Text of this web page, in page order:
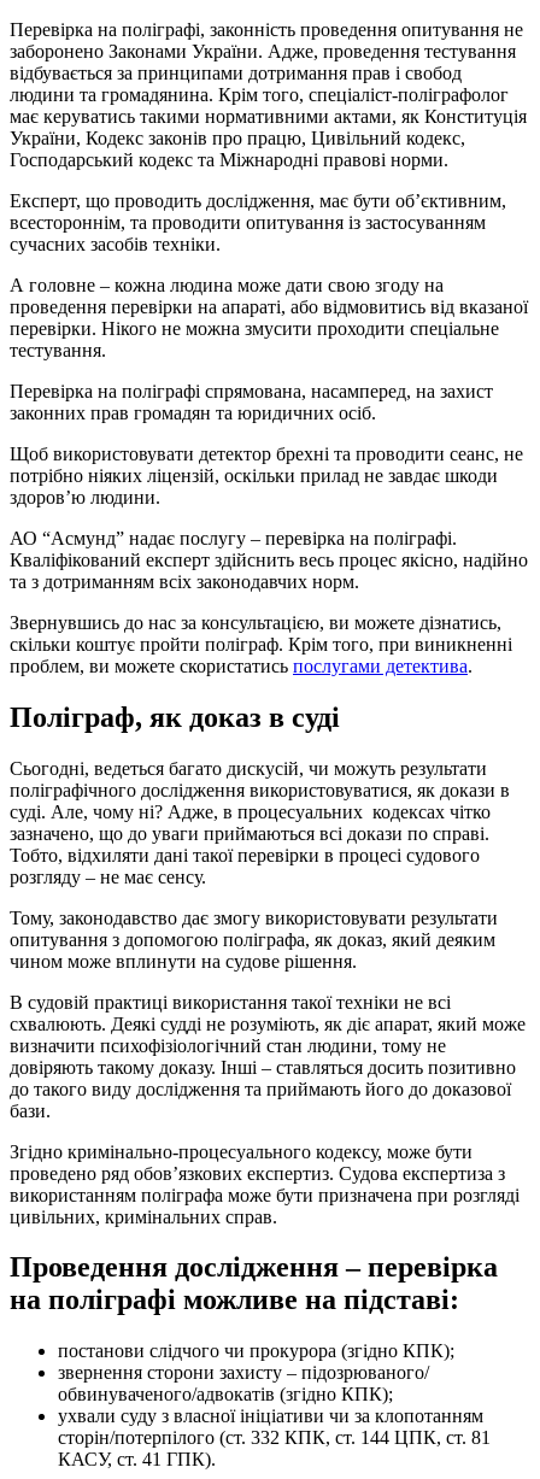
Перевірка на поліграфі, законність проведення опитування не
заборонено Законами України. Адже, проведення тестування
відбувається за принципами дотримання прав і свобод
людини та громадянина. Крім того, спеціаліст-поліграфолог
має керуватись такими нормативними актами, як Конституція
України, Кодекс законів про працю, Цивільний кодекс,
Господарський кодекс та Міжнародні правові норми.
Експерт, що проводить дослідження, має бути об’єктивним,
всестороннім, та проводити опитування із застосуванням
сучасних засобів техніки.
А головне – кожна людина може дати свою згоду на
проведення перевірки на апараті, або відмовитись від вказаної
перевірки. Нікого не можна змусити проходити спеціальне
тестування.
Перевірка на поліграфі спрямована, насамперед, на захист
законних прав громадян та юридичних осіб.
Щоб використовувати детектор брехні та проводити сеанс, не
потрібно ніяких ліцензій, оскільки прилад не завдає шкоди
здоров’ю людини.
АО “Асмунд” надає послугу – перевірка на поліграфі.
Кваліфікований експерт здійснить весь процес якісно, надійно
та з дотриманням всіх законодавчих норм.
Звернувшись до нас за консультацією, ви можете дізнатись,
скільки коштує пройти поліграф. Крім того, при виникненні
проблем, ви можете скористатись послугами детектива.
Поліграф, як доказ в суді
Сьогодні, ведеться багато дискусій, чи можуть результати
поліграфічного дослідження використовуватися, як докази в
суді. Але, чому ні? Адже, в процесуальних кодексах чітко
зазначено, що до уваги приймаються всі докази по справі.
Тобто, відхиляти дані такої перевірки в процесі судового
розгляду – не має сенсу.
Тому, законодавство дає змогу використовувати результати
опитування з допомогою поліграфа, як доказ, який деяким
чином може вплинути на судове рішення.
В судовій практиці використання такої техніки не всі
схвалюють. Деякі судді не розуміють, як діє апарат, який може
визначити психофізіологічний стан людини, тому не
довіряють такому доказу. Інші – ставляться досить позитивно
до такого виду дослідження та приймають його до доказової
бази.
Згідно кримінально-процесуального кодексу, може бути
проведено ряд обов’язкових експертиз. Судова експертиза з
використанням поліграфа може бути призначена при розгляді
цивільних, кримінальних справ.
Проведення дослідження – перевірка
на поліграфі можливе на підставі:
постанови слідчого чи прокурора (згідно КПК);
звернення сторони захисту – підозрюваного/
обвинуваченого/адвокатів (згідно КПК);
ухвали суду з власної ініціативи чи за клопотанням
сторін/потерпілого (ст. 332 КПК, ст. 144 ЦПК, ст. 81
КАСУ, ст. 41 ГПК).